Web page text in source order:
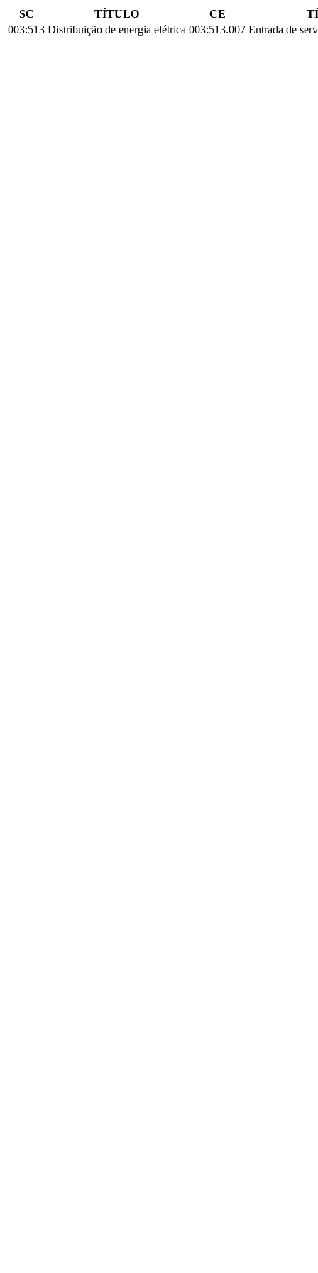
SC TÍTULO CE
003:513 Distribuição de energia elétrica 003:513.007 Entrada de